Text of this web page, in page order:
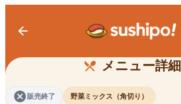
arrow_back
restaurant_menu メニュー詳細
角切り野菜ミックス
cancel 販売終了 野菜ミックス（角切り）